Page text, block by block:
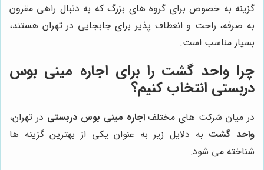
گزینه به خصوص برای گروه های بزرگ که به دنبال راهی مقرون
به صرفه، راحت و انعطاف پذیر برای جابجایی در تهران هستند،
بسیار مناسب است.
چراواحد گشت را برای اجاره مینی بوس
دربستی انتخاب کنیم؟
در میان شرکت های مختلفاجاره مینی بوس دربستی در تهران،
واحد گشت به دلایل زیر به عنوان یکی از بهترین گزینه ها
شناخته می شود: